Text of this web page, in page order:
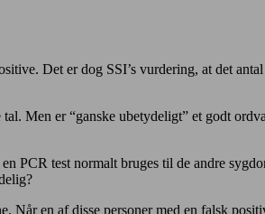
Det er dog SSI’s vurdering, at det
Men er “ganske ubetydeligt” et godt
PCR test normalt bruges til de andre
en af disse personer med en falsk